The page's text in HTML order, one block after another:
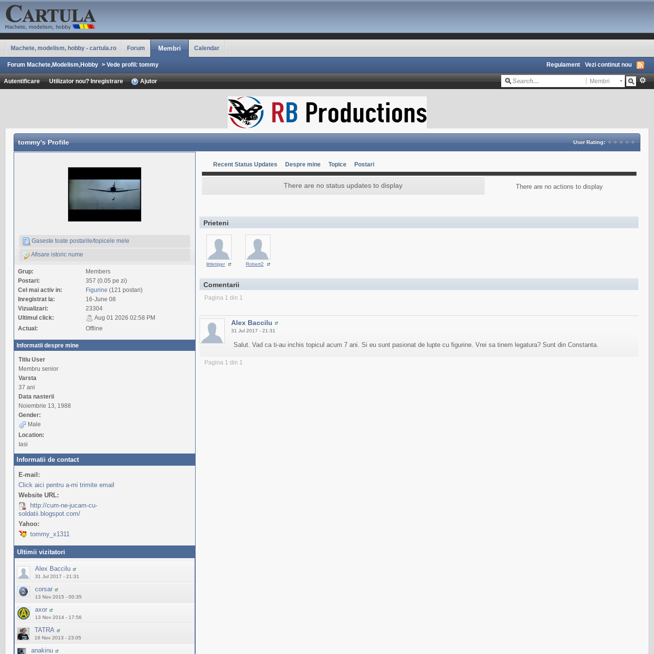
Machete, modelism, hobby - cartula.ro Forum Membri Calendar
Forum Machete,Modelism,Hobby > Vede profil: tommy Regulament Vezi continut nou
Autentificare Utilizator nou? Inregistrare Ajutor Membri
tommy's Profile User Rating:
Gaseste toate postarile/topicele mele
Afisare istoric nume
Grup:
Members
Postari:
357 (0.05 pe zi)
Cel mai activ in:
Figurine (121 postari)
Inregistrat la:
16-June 08
Vizualizari:
23304
Ultimul click:
Aug 01 2026 02:58 PM
Actual:
Offline
Informatii despre mine
Titlu User
Membru senior
Varsta
37 ani
Data nasterii
Noiembrie 13, 1988
Gender:
Male
Location:
Iasi
Informatii de contact
E-mail:
Click aici pentru a-mi trimite email
Website URL:
http://cum-ne-jucam-cu-
soldatii.blogspot.com/
Yahoo:
tommy_x1311
Ultimii vizitatori
Alex Baccilu
31 Jul 2017 - 21:31
corsar
13 Nov 2015 - 00:35
axor
13 Nov 2014 - 17:56
TATRA
16 Nov 2013 - 23:05
anakinu
Recent Status Updates Despre mine Topice Postari
There are no status updates to display There are no actions to display
Prieteni
littletiger Robert2
Comentarii
Pagina 1 din 1
Alex Baccilu
31 Jul 2017 - 21:31
Salut. Vad ca ti-au inchis topicul acum 7 ani. Si eu sunt pasionat de lupte cu figurine. Vrei sa tinem legatura? Sunt din Constanta.
Pagina 1 din 1